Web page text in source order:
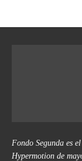
Fondo Segunda es
Hypermotion de